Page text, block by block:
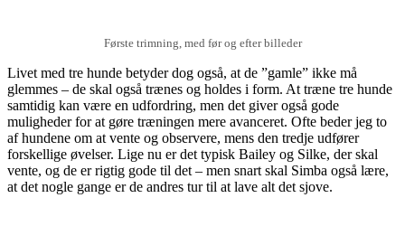
Første trimning, med før og efter billeder
Livet med tre hunde betyder dog også, at de ”gamle” ikke må
glemmes – de skal også trænes og holdes i form. At træne tre hunde
samtidig kan være en udfordring, men det giver også gode
muligheder for at gøre træningen mere avanceret. Ofte beder jeg to
af hundene om at vente og observere, mens den tredje udfører
forskellige øvelser. Lige nu er det typisk Bailey og Silke, der skal
vente, og de er rigtig gode til det – men snart skal Simba også lære,
at det nogle gange er de andres tur til at lave alt det sjove.